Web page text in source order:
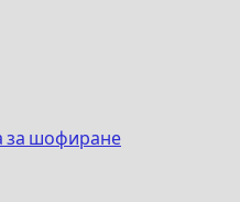
за шофиране